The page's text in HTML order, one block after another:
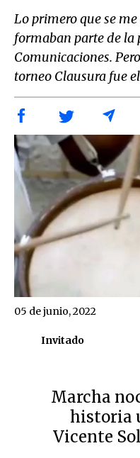
Lo primero que se
formaban parte de la
Comunicaciones.
torneo Clausura fue
Invitado
05 de junio, 2022
Marcha
historia
Vicente